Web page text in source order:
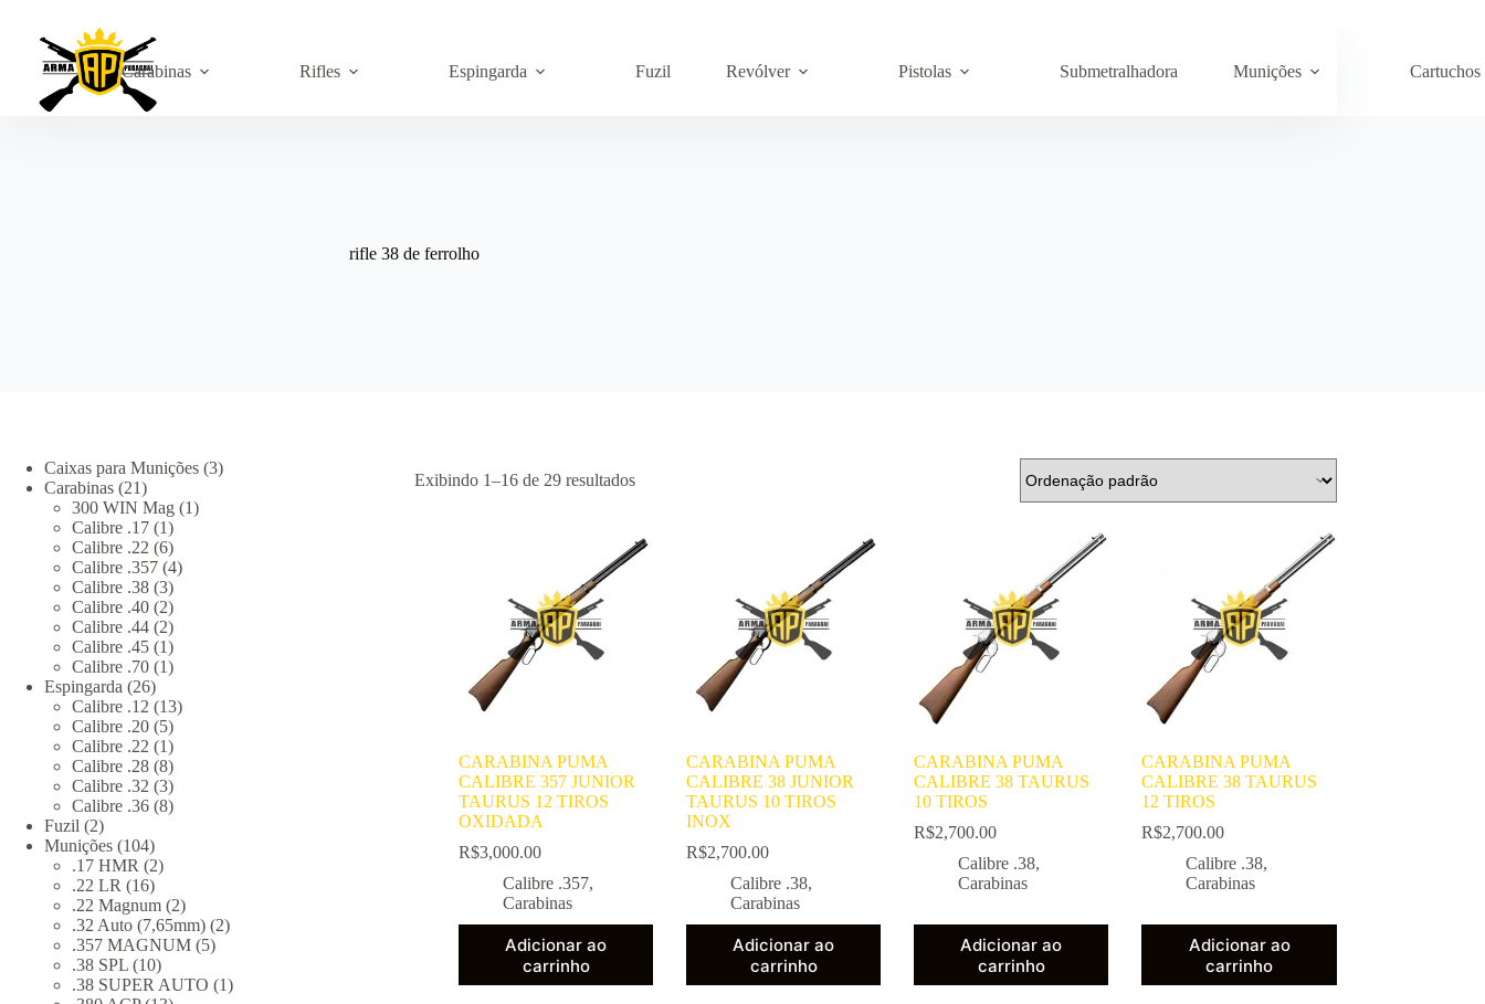
conteúdo
Carabinas Rifles Espingarda Fuzil Revólver Pistolas Submetralhadora Munições Cartuchos
rifle 38 de ferrolho
Exibindo 1–16 de 29 resultados
CARABINA PUMA
CALIBRE 357 JUNIOR
TAURUS 12 TIROS
OXIDADA
R$3,000.00
Calibre .357,
Carabinas
Adicionar ao
carrinho
CARABINA PUMA
CALIBRE 38 JUNIOR
TAURUS 10 TIROS
INOX
R$2,700.00
Calibre .38,
Carabinas
Adicionar ao
carrinho
CARABINA PUMA
CALIBRE 38 TAURUS
10 TIROS
R$2,700.00
Calibre .38,
Carabinas
Adicionar ao
carrinho
CARABINA PUMA
CALIBRE 38 TAURUS
12 TIROS
R$2,700.00
Calibre .38,
Carabinas
Adicionar ao
carrinho
Caixas para Munições 33
Carabinas 2121
produtos
300 WIN Mag 11
Calibre .17 11
produto
Calibre .22 66
produtos
Calibre .357 44
Calibre .38 33
produtos
Calibre .40 22
produtos
Calibre .44 22
produtos
Calibre .45 11
produto
Calibre .70 11
Espingarda 2626
produtos
Calibre .12 1313
Calibre .20 55
produtos
Calibre .22 11
produto
Calibre .28 88
produtos
Calibre .32 33
produtos
Calibre .36 88
Fuzil 22
produtos
Munições 104104
produtos
.17 HMR 22
.22 LR 1616
produtos
.22 Magnum 22
produtos
.32 Auto (7,65mm) 22
.357 MAGNUM 55
.38 SPL 1010
produtos
.38 SUPER AUTO 11